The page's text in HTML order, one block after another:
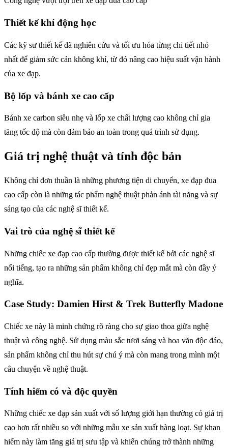
Thiết kế khí động học
Các kỹ sư thiết kế đã nghiên cứu và tối ưu hóa từng chi tiết nhỏ
nhất để giảm sức cản không khí, từ đó nâng cao hiệu suất vận hành
của xe đạp.
Bộ lốp và bánh xe cao cấp
Bánh xe carbon siêu nhẹ và lốp xe chất lượng cao không chỉ gia
tăng tốc độ mà còn đảm bảo an toàn trong quá trình sử dụng.
Giá trị nghệ thuật và tính độc bản
Không chỉ đơn thuần là những phương tiện di chuyển, xe đạp đua
cao cấp còn là những tác phẩm nghệ thuật phản ánh tài năng và sự
sáng tạo của các nghệ sĩ thiết kế.
Vai trò của nghệ sĩ thiết kế
Những chiếc xe đạp cao cấp thường được thiết kế bởi các nghệ sĩ
nổi tiếng, tạo ra những sản phẩm không chỉ đẹp mắt mà còn đầy ý
nghĩa.
Case Study: Damien Hirst & Trek Butterfly Madone
Chiếc xe này là minh chứng rõ ràng cho sự giao thoa giữa nghệ
thuật và công nghệ. Sử dụng màu sắc tươi sáng và hoa văn độc đáo,
sản phẩm không chỉ thu hút sự chú ý mà còn mang trong mình một
câu chuyện về nghệ thuật.
Tính hiếm có và độc quyền
Những chiếc xe đạp sản xuất với số lượng giới hạn thường có giá trị
cao hơn rất nhiều so với những mẫu xe sản xuất hàng loạt. Sự khan
hiếm này làm tăng giá trị sưu tập và khiến chúng trở thành những